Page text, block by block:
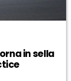
in sella